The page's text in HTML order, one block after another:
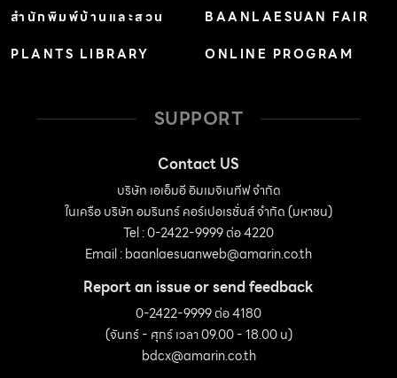
สำนักพิมพ์บ้านและสวน
PLANTS LIBRARY
BAANLAESUAN FAIR
ONLINE PROGRAM
SUPPORT
Contact US
บริษัท เอเอ็มอี อิมเมจิเนทีฟ จำกัด
ในเครือ บริษัท อมรินทร์ คอร์เปอเรชั่นส์ จำกัด (มหาชน)
Tel : 0-2422-9999 ต่อ 4220
Email :baanlaesuanweb@amarin.co.th
Report an issue or send feedback
0-2422-9999 ต่อ 4180
(จันทร์ - ศุกร์ เวลา 09.00 - 18.00 น)
bdcx@amarin.co.th